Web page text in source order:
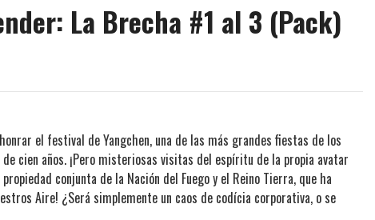
La Brecha #1 al 3 (Pack)
el festival de Yangchen, una de las más grandes fiestas de los
cien años. ¡Pero misteriosas visitas del espíritu de la propia avatar
conjunta de la Nación del Fuego y el Reino Tierra, que ha
Aire! ¿Será simplemente un caos de codícia corporativa, o se